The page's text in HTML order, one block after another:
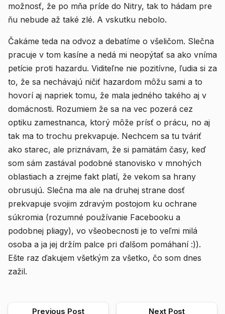
možnosť, že po mňa príde do Nitry, tak to hádam pre
ňu nebude až také zlé. A vskutku nebolo.
Čakáme teda na odvoz a debatíme o všeličom. Slečna
pracuje v tom kasíne a nedá mi neopýtať sa ako vníma
petície proti hazardu. Viditeľne nie pozitívne, ľudia si za
to, že sa nechávajú ničiť hazardom môžu sami a to
hovorí aj napriek tomu, že mala jedného takého aj v
domácnosti. Rozumiem že sa na vec pozerá cez
optiku zamestnanca, ktorý môže prísť o prácu, no aj
tak ma to trochu prekvapuje. Nechcem sa tu tváriť
ako starec, ale priznávam, že si pamätám časy, keď
som sám zastával podobné stanovisko v mnohých
oblastiach a zrejme fakt platí, že vekom sa hrany
obrusujú. Slečna ma ale na druhej strane dosť
prekvapuje svojim zdravým postojom ku ochrane
súkromia (rozumné používanie Facebooku a
podobnej pliagy), vo všeobecnosti je to veľmi milá
osoba a ja jej držím palce pri ďalšom pomáhaní :)).
Ešte raz ďakujem všetkým za všetko, čo som dnes
zažil.
Previous Post Next Post